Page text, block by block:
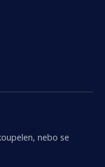
nebo se